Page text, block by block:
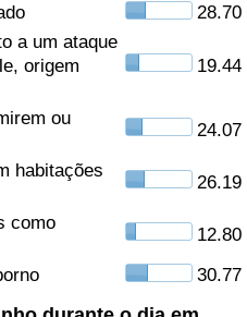
28.70
a um ataque
origem
19.44
ou
24.07
habitações
26.19
como
12.80
30.77